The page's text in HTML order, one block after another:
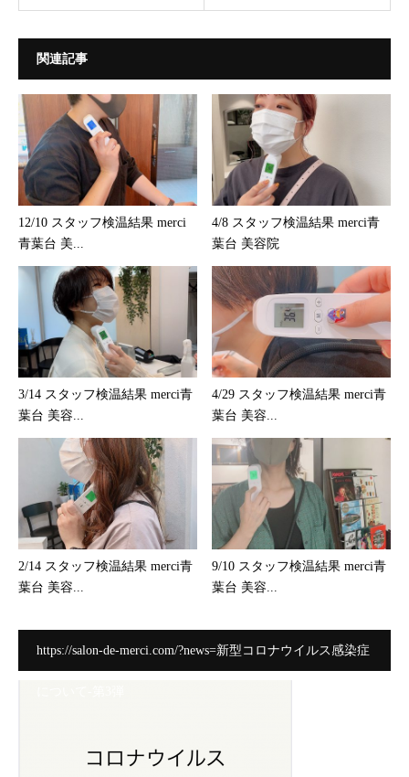
関連記事
12/10 スタッフ検温結果 merci
青葉台 美...
4/8 スタッフ検温結果 merci青
葉台 美容院
3/14 スタッフ検温結果 merci青
葉台 美容...
4/29 スタッフ検温結果 merci青
葉台 美容...
2/14 スタッフ検温結果 merci青
葉台 美容...
9/10 スタッフ検温結果 merci青
葉台 美容...
https://salon-de-merci.com/?news=新型コロナウイルス感染症